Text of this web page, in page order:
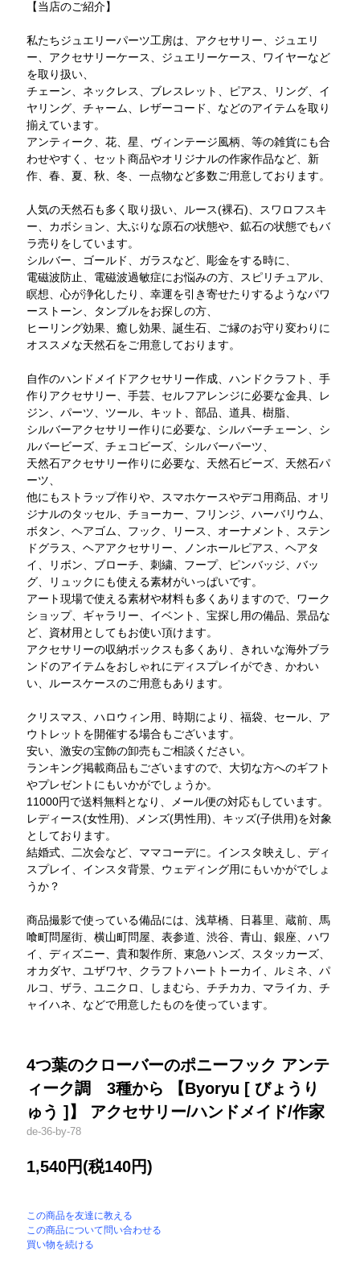
【当店のご紹介】
私たちジュエリーパーツ工房は、アクセサリー、ジュエリ
ー、アクセサリーケース、ジュエリーケース、ワイヤーなど
を取り扱い、
チェーン、ネックレス、ブレスレット、ピアス、リング、イ
ヤリング、チャーム、レザーコード、などのアイテムを取り
揃えています。
アンティーク、花、星、ヴィンテージ風柄、等の雑貨にも合
わせやすく、セット商品やオリジナルの作家作品など、新
作、春、夏、秋、冬、一点物など多数ご用意しております。
人気の天然石も多く取り扱い、ルース(裸石)、スワロフスキ
ー、カボション、大ぶりな原石の状態や、鉱石の状態でもバ
ラ売りをしています。
シルバー、ゴールド、ガラスなど、彫金をする時に、
電磁波防止、電磁波過敏症にお悩みの方、スピリチュアル、
瞑想、心が浄化したり、幸運を引き寄せたりするようなパワ
ーストーン、タンブルをお探しの方、
ヒーリング効果、癒し効果、誕生石、ご縁のお守り変わりに
オススメな天然石をご用意しております。
自作のハンドメイドアクセサリー作成、ハンドクラフト、手
作りアクセサリー、手芸、セルフアレンジに必要な金具、レ
ジン、パーツ、ツール、キット、部品、道具、樹脂、
シルバーアクセサリー作りに必要な、シルバーチェーン、シ
ルバービーズ、チェコビーズ、シルバーパーツ、
天然石アクセサリー作りに必要な、天然石ビーズ、天然石パ
ーツ、
他にもストラップ作りや、スマホケースやデコ用商品、オリ
ジナルのタッセル、チョーカー、フリンジ、ハーバリウム、
ボタン、ヘアゴム、フック、リース、オーナメント、ステン
ドグラス、ヘアアクセサリー、ノンホールピアス、ヘアタ
イ、リボン、ブローチ、刺繍、フープ、ピンバッジ、バッ
グ、リュックにも使える素材がいっぱいです。
アート現場で使える素材や材料も多くありますので、ワーク
ショップ、ギャラリー、イベント、宝探し用の備品、景品な
ど、資材用としてもお使い頂けます。
アクセサリーの収納ボックスも多くあり、きれいな海外ブラ
ンドのアイテムをおしゃれにディスプレイができ、かわい
い、ルースケースのご用意もあります。
クリスマス、ハロウィン用、時期により、福袋、セール、ア
ウトレットを開催する場合もございます。
安い、激安の宝飾の卸売もご相談ください。
ランキング掲載商品もございますので、大切な方へのギフト
やプレゼントにもいかがでしょうか。
11000円で送料無料となり、メール便の対応もしています。
レディース(女性用)、メンズ(男性用)、キッズ(子供用)を対象
としております。
結婚式、二次会など、ママコーデに。インスタ映えし、ディ
スプレイ、インスタ背景、ウェディング用にもいかがでしょ
うか？
商品撮影で使っている備品には、浅草橋、日暮里、蔵前、馬
喰町問屋街、横山町問屋、表参道、渋谷、青山、銀座、ハワ
イ、ディズニー、貴和製作所、東急ハンズ、スタッカーズ、
オカダヤ、ユザワヤ、クラフトハートトーカイ、ルミネ、パ
ルコ、ザラ、ユニクロ、しまむら、チチカカ、マライカ、チ
ャイハネ、などで用意したものを使っています。
4つ葉のクローバーのポニーフック アンテ
ィーク調 3種から 【Byoryu [ びょうり
ゅう ]】 アクセサリー/ハンドメイド/作家
de-36-by-78
1,540円(税140円)
この商品を友達に教える
この商品について問い合わせる
買い物を続ける